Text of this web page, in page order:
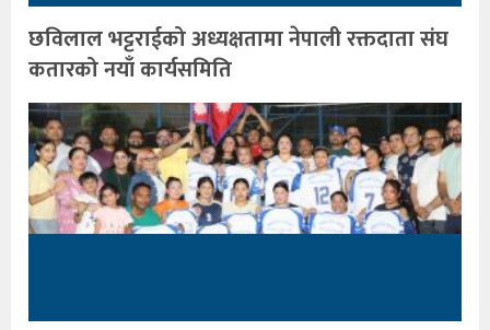
छविलाल भट्टराईको अध्यक्षतामा नेपाली रक्तदाता संघ
कतारको नयाँ कार्यसमिति